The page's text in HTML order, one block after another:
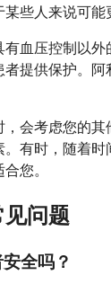
些人来说可能
血压控制以外
提供保护。
会考虑您的其
有时，随着时
您。
见问题
全吗？